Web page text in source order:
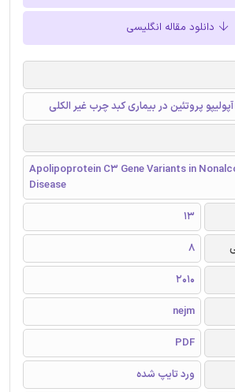
دانلود مقاله انگلیسی
Apolipoprotein C3 Gene Variants in
Disease
13
8
2010
nejm
PDF
ورد تایپ شده